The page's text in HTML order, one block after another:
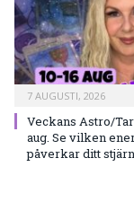
7 AUGUSTI, 2026
Veckans Astro/
aug. Se vilken
påverkar ditt